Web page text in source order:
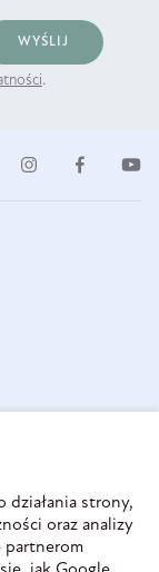
WYŚLIJ
.
działania strony,
oraz analizy
partnerom